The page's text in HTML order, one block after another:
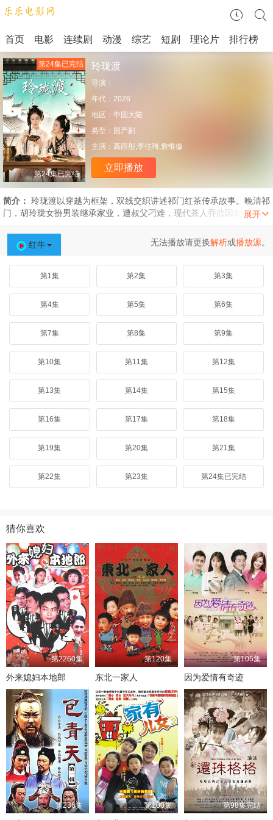
首页 电影 连续剧 动漫 综艺 短剧 理论片 排行榜
第24集已完结
第24集已完结 玲珑渡
导演：
年代： 2026
地区： 中国大陆
类型： 国产剧
主演： 高雨彤,李佳琦,詹惟傲
立即播放
简介：
门，胡玲珑女扮男装继承家业，遭叔父刁难，现代茶人乔欣因刺杀意外
改良红茶，胡玲珑突破性别桎梏创制祁门香，乔欣助其在上海茶会扬
名。期间胡玲珑与北洋水师徐知年相知相爱，历经家族纷争家国动荡坚
最终乔欣在现代研发玲珑红茶，守护茶业机密，让中国茶文化走向世
界，谱写女性觉醒文化传承与家国情怀的赞歌。
红牛 无法播放请更换解析或播放源。
第1集 第2集 第3集
第4集 第5集 第6集
第7集 第8集 第9集
第10集 第11集 第12集
第13集 第14集 第15集
第16集 第17集 第18集
第19集 第20集 第21集
第22集 第23集 第24集已完结
猜你喜欢
第2260集
外来媳妇本地郎
第120集
东北一家人
第105集
因为爱情有奇迹
第236集 第100集 第98集完结